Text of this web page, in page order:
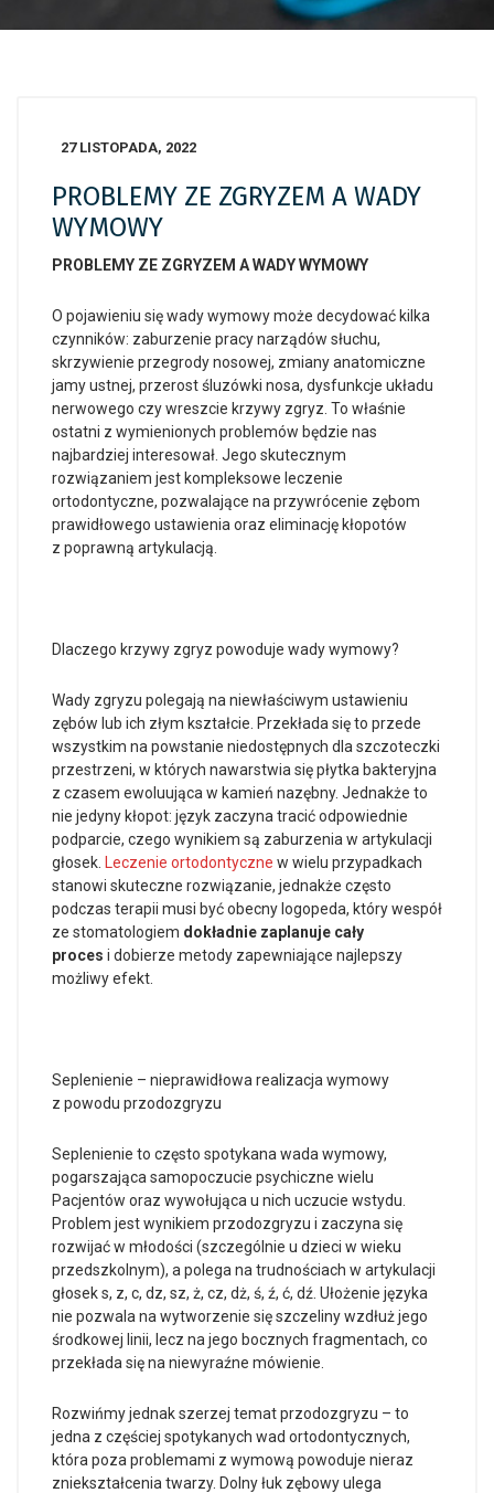
27 LISTOPADA, 2022
PROBLEMY ZE ZGRYZEM A WADY
WYMOWY
PROBLEMY ZE ZGRYZEM A WADY WYMOWY
O pojawieniu się wady wymowy może decydować kilka
czynników: zaburzenie pracy narządów słuchu,
skrzywienie przegrody nosowej, zmiany anatomiczne
jamy ustnej, przerost śluzówki nosa, dysfunkcje układu
nerwowego czy wreszcie krzywy zgryz. To właśnie
ostatni z wymienionych problemów będzie nas
najbardziej interesował. Jego skutecznym
rozwiązaniem jest kompleksowe leczenie
ortodontyczne, pozwalające na przywrócenie zębom
prawidłowego ustawienia oraz eliminację kłopotów
z poprawną artykulacją.
Dlaczego krzywy zgryz powoduje wady wymowy?
Wady zgryzu polegają na niewłaściwym ustawieniu
zębów lub ich złym kształcie. Przekłada się to przede
wszystkim na powstanie niedostępnych dla szczoteczki
przestrzeni, w których nawarstwia się płytka bakteryjna
z czasem ewoluująca w kamień nazębny. Jednakże to
nie jedyny kłopot: język zaczyna tracić odpowiednie
podparcie, czego wynikiem są zaburzenia w artykulacji
głosek.
Leczenie ortodontyczne w wielu przypadkach
stanowi skuteczne rozwiązanie, jednakże często
podczas terapii musi być obecny logopeda, który wespół
ze stomatologiem dokładnie zaplanuje cały
proces i dobierze metody zapewniające najlepszy
możliwy efekt.
Seplenienie – nieprawidłowa realizacja wymowy
z powodu przodozgryzu
Seplenienie to często spotykana wada wymowy,
pogarszająca samopoczucie psychiczne wielu
Pacjentów oraz wywołująca u nich uczucie wstydu.
Problem jest wynikiem przodozgryzu i zaczyna się
rozwijać w młodości (szczególnie u dzieci w wieku
przedszkolnym), a polega na trudnościach w artykulacji
głosek s, z, c, dz, sz, ż, cz, dż, ś, ź, ć, dź. Ułożenie języka
nie pozwala na wytworzenie się szczeliny wzdłuż jego
środkowej linii, lecz na jego bocznych fragmentach, co
przekłada się na niewyraźne mówienie.
Rozwińmy jednak szerzej temat przodozgryzu – to
jedna z częściej spotykanych wad ortodontycznych,
która poza problemami z wymową powoduje nieraz
zniekształcenia twarzy. Dolny łuk zębowy ulega